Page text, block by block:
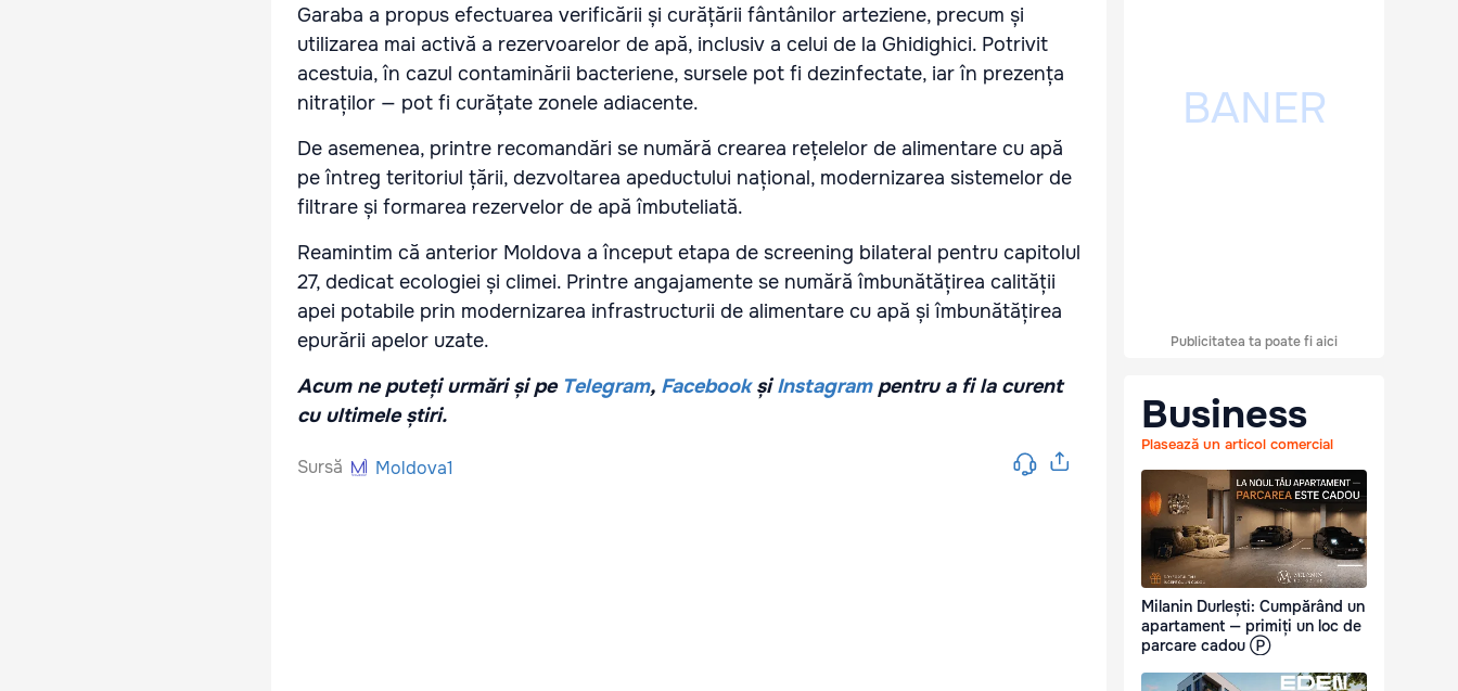
Garaba a propus efectuarea verificării și curățării fântânilor arteziene, precum și
utilizarea mai activă a rezervoarelor de apă, inclusiv a celui de la Ghidighici. Potrivit
acestuia, în cazul contaminării bacteriene, sursele pot fi dezinfectate, iar în prezența
nitraților — pot fi curățate zonele adiacente.
De asemenea, printre recomandări se numără crearea rețelelor de alimentare cu apă
pe întreg teritoriul țării, dezvoltarea apeductului național, modernizarea sistemelor de
filtrare și formarea rezervelor de apă îmbuteliată.
Reamintim că anterior Moldova a început etapa de screening bilateral pentru capitolul
27, dedicat ecologiei și climei. Printre angajamente se numără îmbunătățirea calității
apei potabile prin modernizarea infrastructurii de alimentare cu apă și îmbunătățirea
epurării apelor uzate.
Acum ne puteți urmări și pe Telegram, Facebook șiInstagrampentru a fi la curent
cu ultimele știri.
Sursă Moldova1
Publicitatea ta poate fi aici
Business
Plasează un articol comercial
Milanin Durlești: Cumpărând un
apartament — primiți un loc de
parcare cadou Ⓟ